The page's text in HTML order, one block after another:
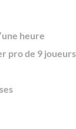
heure
pro de 9 joueurs